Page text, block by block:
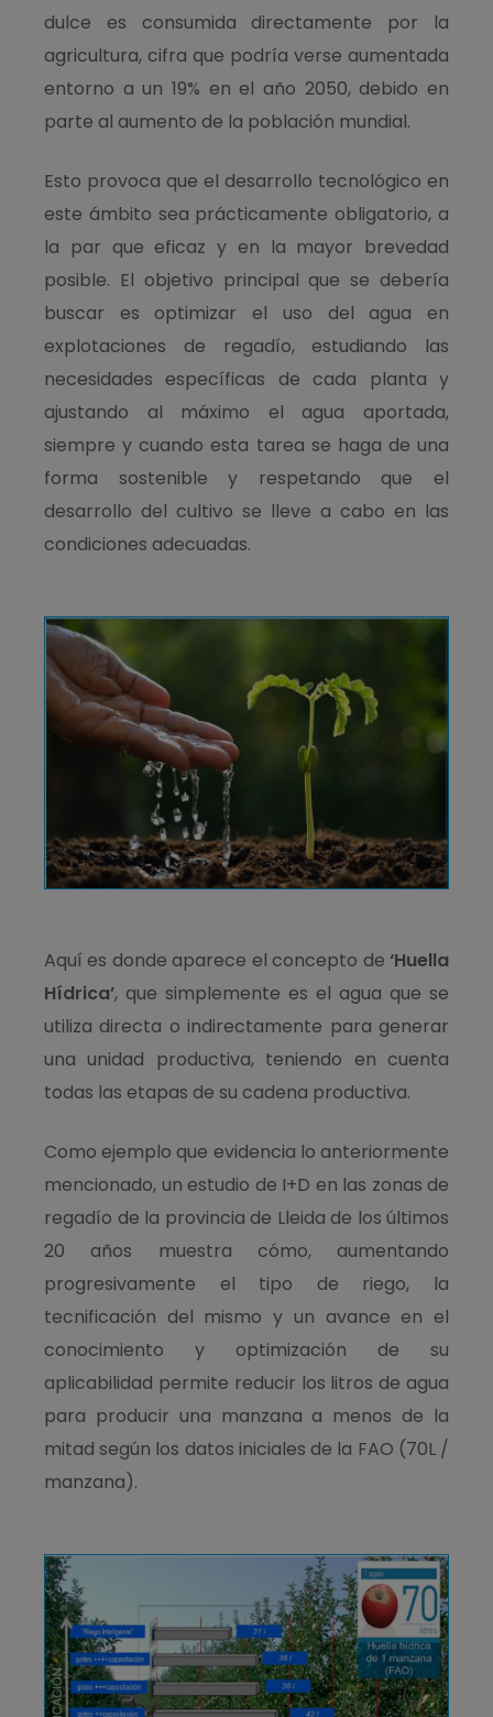
dulce es consumida directamente por la
agricultura, cifra que podría verse aumentada
entorno a un 19% en el año 2050, debido en
parte al aumento de la población mundial.
Esto provoca que el desarrollo tecnológico en
este ámbito sea prácticamente obligatorio, a
la par que eficaz y en la mayor brevedad
posible. El objetivo principal que se debería
buscar es optimizar el uso del agua en
explotaciones de regadío, estudiando las
necesidades específicas de cada planta y
ajustando al máximo el agua aportada,
siempre y cuando esta tarea se haga de una
forma sostenible y respetando que el
desarrollo del cultivo se lleve a cabo en las
condiciones adecuadas.
Aquí es donde aparece el concepto de ‘Huella
Hídrica’, que simplemente es el agua que se
utiliza directa o indirectamente para generar
una unidad productiva, teniendo en cuenta
todas las etapas de su cadena productiva.
Como ejemplo que evidencia lo anteriormente
mencionado, un estudio de I+D en las zonas de
regadío de la provincia de Lleida de los últimos
20 años muestra cómo, aumentando
progresivamente el tipo de riego, la
tecnificación del mismo y un avance en el
conocimiento y optimización de su
aplicabilidad permite reducir los litros de agua
para producir una manzana a menos de la
mitad según los datos iniciales de la FAO (70L /
manzana).